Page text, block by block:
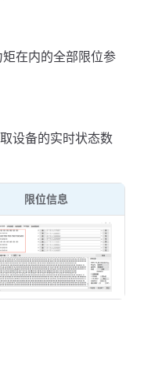
在内的全部限位参
设备的实时状态数
限位信息